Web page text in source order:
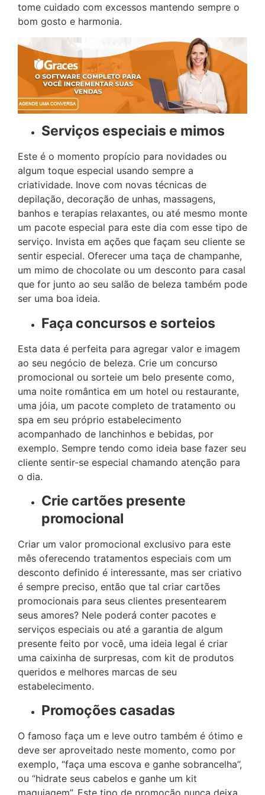
tome cuidado com excessos mantendo sempre o
bom gosto e harmonia.
Serviços especiais e mimos
Este é o momento propício para novidades ou
algum toque especial usando sempre a
criatividade. Inove com novas técnicas de
depilação, decoração de unhas, massagens,
banhos e terapias relaxantes, ou até mesmo monte
um pacote especial para este dia com esse tipo de
serviço. Invista em ações que façam seu cliente se
sentir especial. Oferecer uma taça de champanhe,
um mimo de chocolate ou um desconto para casal
que for junto ao seu salão de beleza também pode
ser uma boa ideia.
Faça concursos e sorteios
Esta data é perfeita para agregar valor e imagem
ao seu negócio de beleza. Crie um concurso
promocional ou sorteie um belo presente como,
uma noite romântica em um hotel ou restaurante,
uma jóia, um pacote completo de tratamento ou
spa em seu próprio estabelecimento
acompanhado de lanchinhos e bebidas, por
exemplo. Sempre tendo como ideia base fazer seu
cliente sentir-se especial chamando atenção para
o dia.
Crie cartões presente
promocional
Criar um valor promocional exclusivo para este
mês oferecendo tratamentos especiais com um
desconto definido é interessante, mas ser criativo
é sempre preciso, então que tal criar cartões
promocionais para seus clientes presentearem
seus amores? Nele poderá conter pacotes e
serviços especiais ou até a garantia de algum
presente feito por você, uma ideia legal é criar
uma caixinha de surpresas, com kit de produtos
queridos e melhores marcas de seu
estabelecimento.
Promoções casadas
O famoso faça um e leve outro também é ótimo e
deve ser aproveitado neste momento, como por
exemplo, “faça uma escova e ganhe sobrancelha”,
ou “hidrate seus cabelos e ganhe um kit